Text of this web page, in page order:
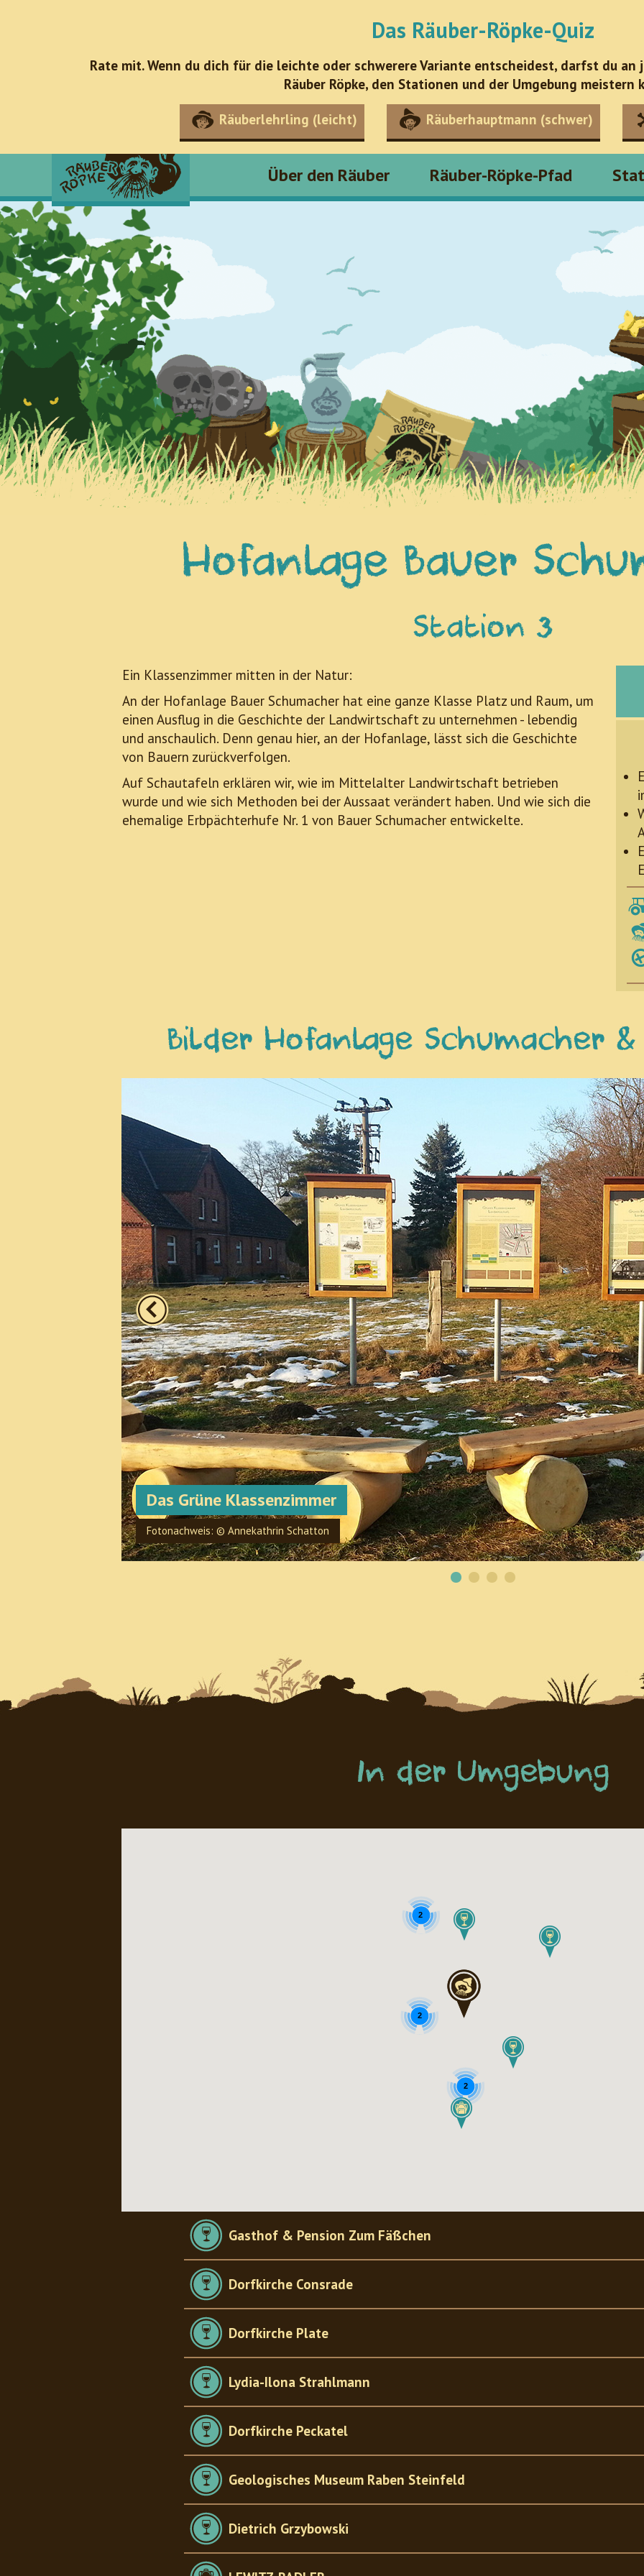
Das Räuber-Röpke-Quiz
Rate mit. Wenn du dich für die leichte oder schwerere Variante entscheidest, darfst du an
Räuber Röpke, den Stationen und der Umgebung meistern
Räuberlehrling (leicht) Räuberhauptmann (schwer)
Über den Räuber Räuber-Röpke-Pfad
Hofanlage Bauer
Station 3
Ein Klassenzimmer mitten in der Natur:
An der Hofanlage Bauer Schumacher hat eine ganze Klasse Platz und Raum, um
einen Ausflug in die Geschichte der Landwirtschaft zu unternehmen - lebendig
und anschaulich. Denn genau hier, an der Hofanlage, lässt sich die Geschichte
von Bauern zurückverfolgen.
Auf Schautafeln erklären wir, wie im Mittelalter Landwirtschaft betrieben
wurde und wie sich Methoden bei der Aussaat verändert haben. Und wie sich die
ehemalige Erbpächterhufe Nr. 1 von Bauer Schumacher entwickelte.
Bilder Hofanlage Schumacher &
Das Grüne Klassenzimmer
Fotonachweis: © Annekathrin Schatton
Previous
In der Umgebung
2
2
2
Gasthof & Pension Zum Fäßchen
Dorfkirche Consrade
Dorfkirche Plate
Lydia-Ilona Strahlmann
Dorfkirche Peckatel
Geologisches Museum Raben Steinfeld
Dietrich Grzybowski